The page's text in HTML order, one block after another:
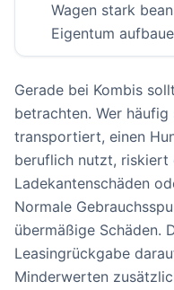
Wagen stark
Eigentum
Gerade bei Kombis
betrachten. Wer
transportiert, einen
beruflich nutzt, riskiert
Ladekantenschäden
Normale
übermäßige Schäden.
Leasingrückgabe
Minderwerten